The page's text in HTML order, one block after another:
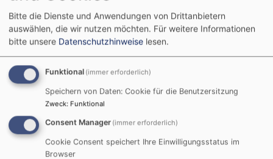
So, 9.8. 10:15 Uhr
Gottesdienst, V. Wölfle
Aschaffenburg Evang.-Luth. St. Pauluskirche
So, 16.8. 10 Uhr
Kein Gottesdienst in St. Paulus, Einladung in die GDe
der Region - siehe QR-Code/Link.
Aschaffenburg Evang.-Luth. St. Pauluskirche
Bitte die Dienste und Anwendungen von Drittanbietern
auswählen, die wir nutzen möchten. Für weitere Informationen
bitte unsere Datenschutzhinweise lesen.
Funktional (immer erforderlich)
Speichern von Daten: Cookie für die Benutzersitzung
Zweck: Funktional
Consent Manager (immer erforderlich)
Cookie Consent speichert Ihre Einwilligungsstatus im
Browser